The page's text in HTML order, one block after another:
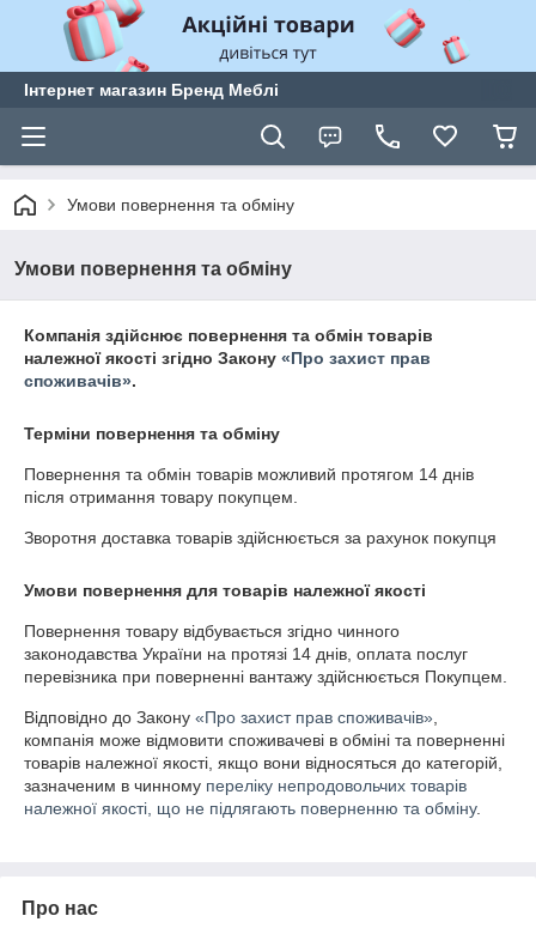
Інтернет магазин Бренд Меблі
Умови повернення та обміну
Умови повернення та обміну
Компанія здійснює повернення та обмін товарів
належної якості згідно Закону «Про захист прав
споживачів».
Терміни повернення та обміну
Повернення та обмін товарів можливий протягом 14 днів
після отримання товару покупцем.
Зворотня доставка товарів здійснюється за рахунок покупця
Умови повернення для товарів належної якості
Повернення товару відбувається згідно чинного
законодавства України на протязі 14 днів, оплата послуг
перевізника при поверненні вантажу здійснюється Покупцем.
Відповідно до Закону «Про захист прав споживачів»
компанія може відмовити споживачеві в обміні та поверненні
товарів належної якості, якщо вони відносяться до категорій,
зазначеним в чинному переліку непродовольчих товарів
належної якості, що не підлягають поверненню та обміну.
Про нас